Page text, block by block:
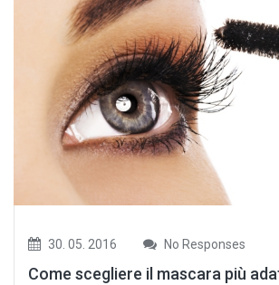
30. 05. 2016 No Responses
Come scegliere il mascara più